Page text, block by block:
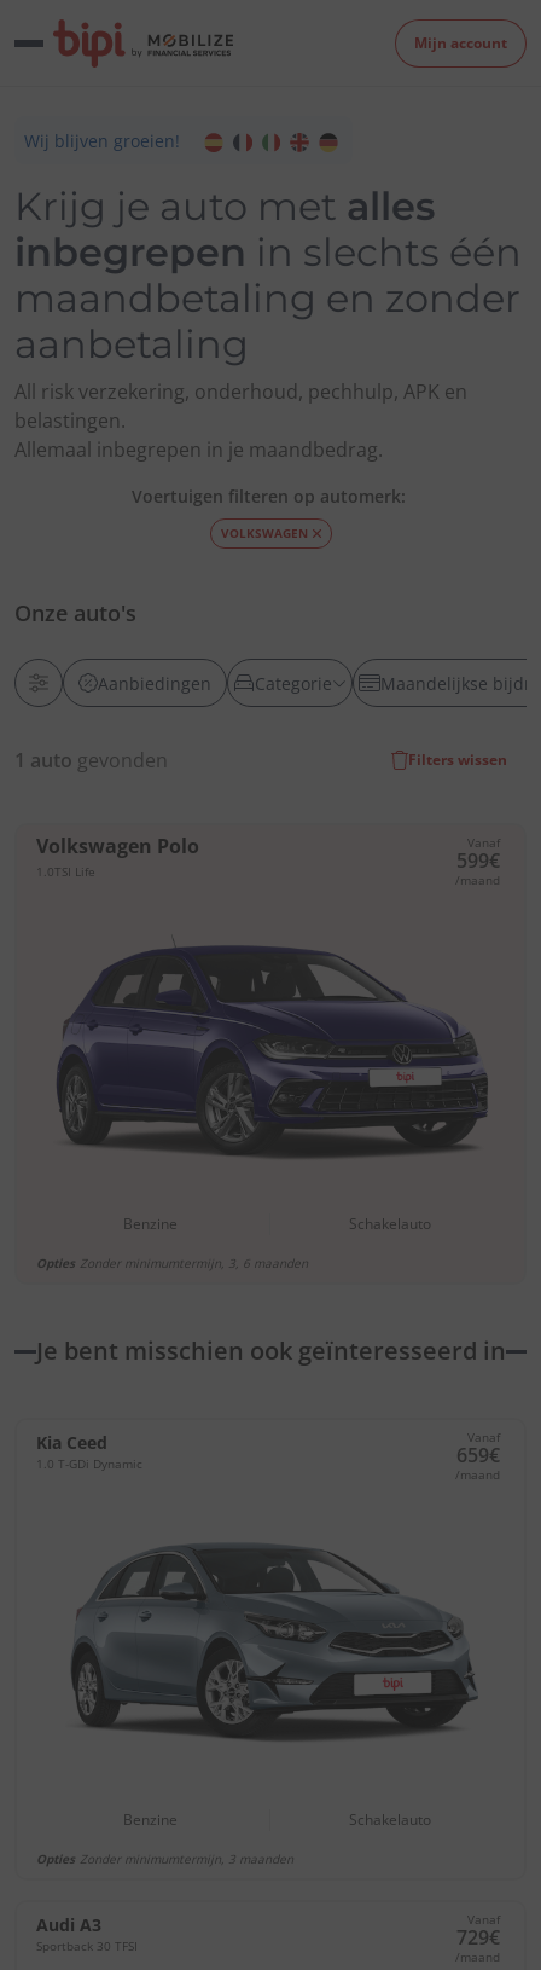
Mijn account
Wij blijven groeien!
Krijg je auto met alles
inbegrepen in slechts één
maandbetaling en zonder
aanbetaling
All risk verzekering, onderhoud, pechhulp, APK en
belastingen.
Allemaal inbegrepen in je maandbedrag.
Voertuigen filteren op automerk:
VOLKSWAGEN
Onze auto's
Aanbiedingen Categorie Maandelijkse
1 auto gevonden Filters wissen
Volkswagen Polo
1.0TSI Life
Vanaf
599€
/maand
Benzine Schakelauto
Opties Zonder minimumtermijn, 3, 6 maanden
Je bent misschien ook geïnteresseerd in
Kia Ceed
1.0 T-GDi Dynamic
Vanaf
659€
/maand
Benzine Schakelauto
Opties Zonder minimumtermijn, 3 maanden
Audi A3
Sportback 30 TFSI
Vanaf
729€
/maand